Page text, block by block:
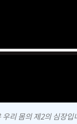
우리 몸의 제2의 심장